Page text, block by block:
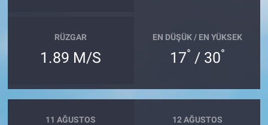
RÜZGAR
1.89 M/S
EN DÜŞÜK / EN YÜKSEK
17° / 30°
11 AĞUSTOS 12 AĞUSTOS